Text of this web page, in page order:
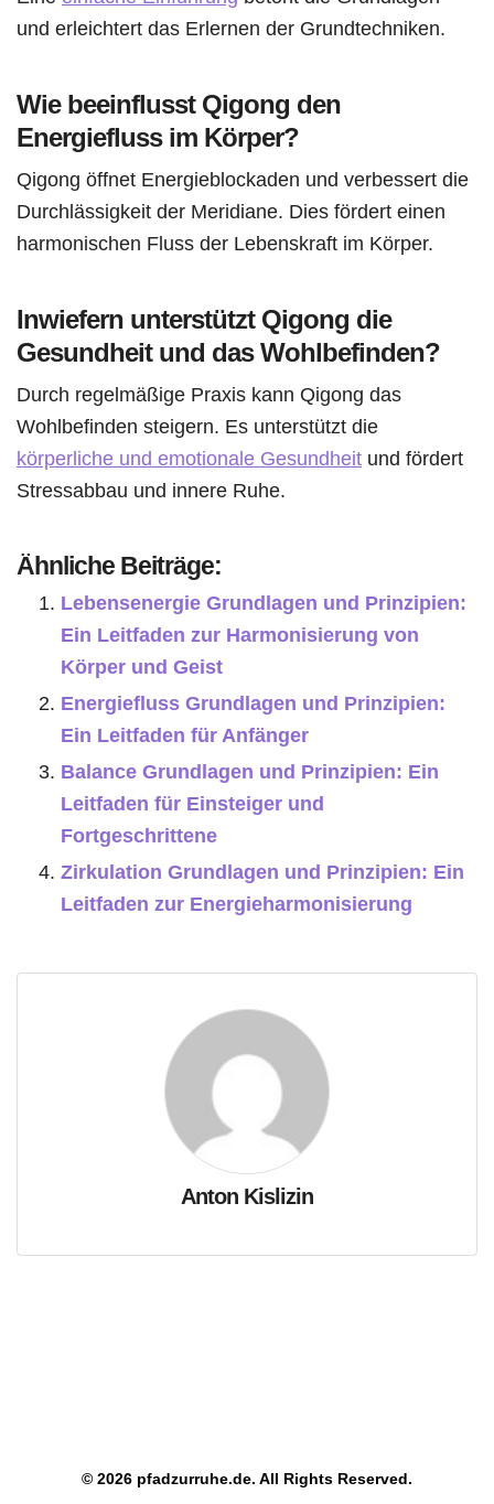
und erleichtert das Erlernen der Grundtechniken.
Wie beeinflusst Qigong den
Energiefluss im Körper?
Qigong öffnet Energieblockaden und verbessert die
Durchlässigkeit der Meridiane. Dies fördert einen
harmonischen Fluss der Lebenskraft im Körper.
Inwiefern unterstützt Qigong die
Gesundheit und das Wohlbefinden?
Durch regelmäßige Praxis kann Qigong das
Wohlbefinden steigern. Es unterstützt die
körperliche und emotionale Gesundheit und fördert
Stressabbau und innere Ruhe.
Ähnliche Beiträge:
Lebensenergie Grundlagen und Prinzipien:
Ein Leitfaden zur Harmonisierung von
Körper und Geist
Energiefluss Grundlagen und Prinzipien:
Ein Leitfaden für Anfänger
Balance Grundlagen und Prinzipien: Ein
Leitfaden für Einsteiger und
Fortgeschrittene
Zirkulation Grundlagen und Prinzipien: Ein
Leitfaden zur Energieharmonisierung
Anton Kislizin
© 2026 pfadzurruhe.de. All Rights Reserved.